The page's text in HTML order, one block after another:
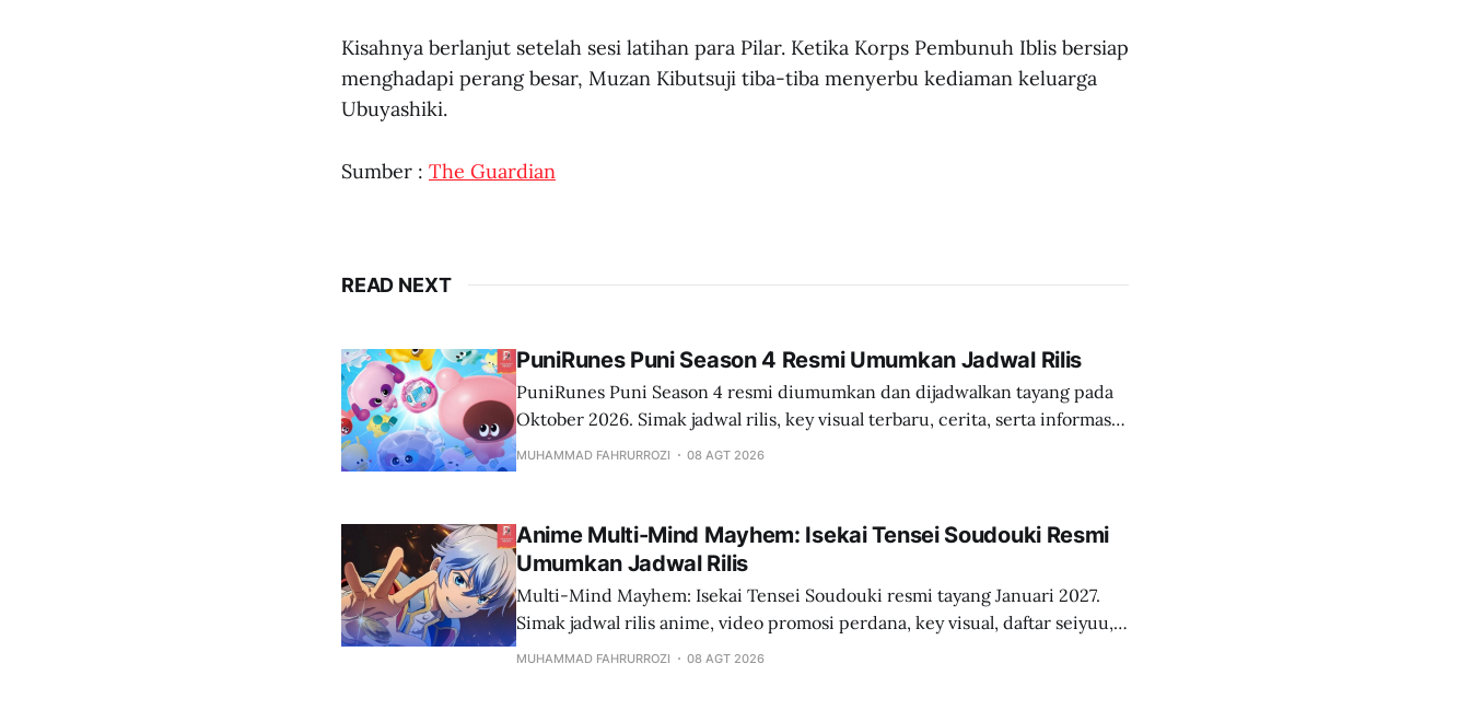
Kisahnya berlanjut setelah sesi latihan para Pilar. Ketika Korps Pembunuh Iblis bersiap
menghadapi perang besar, Muzan Kibutsuji tiba-tiba menyerbu kediaman keluarga
Ubuyashiki.
Sumber : The Guardian
READ NEXT
PuniRunes Puni Season 4 Resmi Umumkan Jadwal Rilis
PuniRunes Puni Season 4 resmi diumumkan dan dijadwalkan tayang pada
Oktober 2026. Simak jadwal rilis, key visual terbaru, cerita, serta informasi
produksi anime ini.
MUHAMMAD FAHRURROZI 08 AGT 2026
Anime Multi-Mind Mayhem: Isekai Tensei Soudouki Resmi
Umumkan Jadwal Rilis
Multi-Mind Mayhem: Isekai Tensei Soudouki resmi tayang Januari 2027.
Simak jadwal rilis anime, video promosi perdana, key visual, daftar seiyuu,
dan detail terbaru
MUHAMMAD FAHRURROZI 08 AGT 2026